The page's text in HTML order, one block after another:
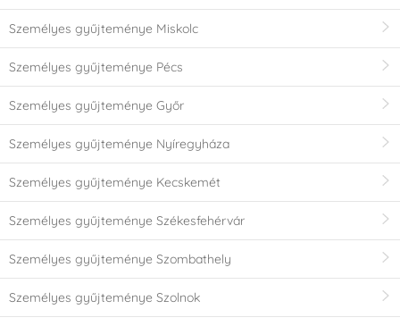
Személyes gyűjteménye Miskolc
Személyes gyűjteménye Pécs
Személyes gyűjteménye Győr
Személyes gyűjteménye Nyíregyháza
Személyes gyűjteménye Kecskemét
Személyes gyűjteménye Székesfehérvár
Személyes gyűjteménye Szombathely
Személyes gyűjteménye Szolnok